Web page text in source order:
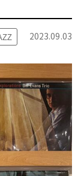
2023.09.03